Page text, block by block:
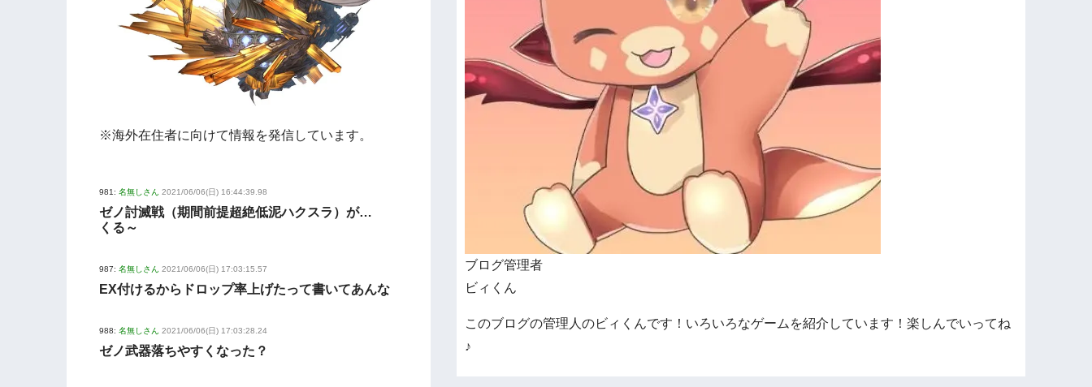
※海外在住者に向けて情報を発信しています。
981: 名無しさん 2021/06/06(日) 16:44:39.98
ゼノ討滅戦（期間前提超絶低泥ハクスラ）が…
くる～
987: 名無しさん 2021/06/06(日) 17:03:15.57
EX付けるからドロップ率上げたって書いてあんな
988: 名無しさん 2021/06/06(日) 17:03:28.24
ゼノ武器落ちやすくなった？
ブログ管理者
ビィくん
このブログの管理人のビィくんです！いろいろなゲームを紹介しています！楽しんでいってね
♪